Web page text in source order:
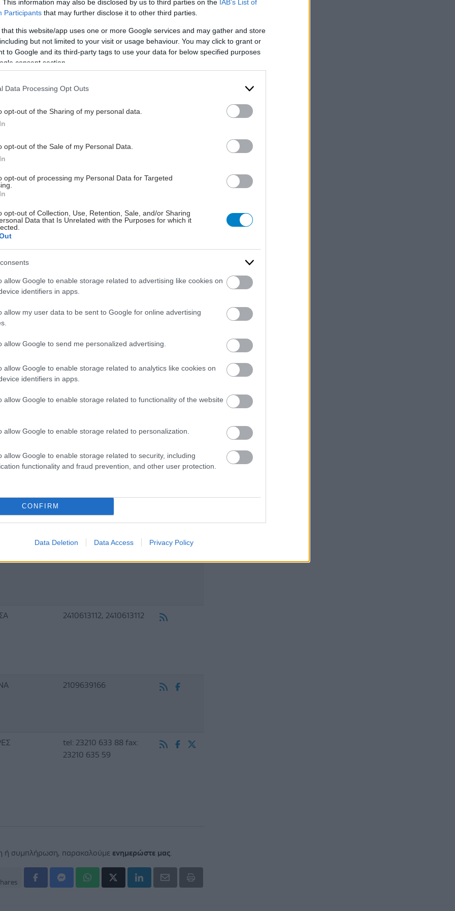
This information may also be disclosed by us to third parties on the IAB’s List of
Participants that may further disclose it to other third parties.
that this website/app uses one or more Google services and may gather and store
but not limited to your visit or usage behaviour. You may click to grant or
to Google and its third-party tags to use your data for below specified purposes
consent section.
Data Processing Opt Outs
opt-out of the Sharing of my personal data.
opt-out of the Sale of my Personal Data.
opt-out of processing my Personal Data for Targeted
opt-out of Collection, Use, Retention, Sale, and/or Sharing
Data that Is Unrelated with the Purposes for which it
allow Google to enable storage related to advertising like cookies on
identifiers in apps.
allow my user data to be sent to Google for online advertising
allow Google to send me personalized advertising.
allow Google to enable storage related to analytics like cookies on
identifiers in apps.
allow Google to enable storage related to functionality of the website
allow Google to enable storage related to personalization.
allow Google to enable storage related to security, including
functionality and fraud prevention, and other user protection.
CONFIRM
Data Deletion Data Access Privacy Policy
2106520782,
2551080474,
2410613112, 2410613112
2109639166
tel: 23210 633 88 fax:
23210 635 59
ή συμπλήρωση, παρακαλούμε ενημερώστε μας